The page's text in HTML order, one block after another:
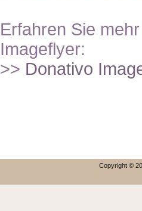
Erfahren Sie
Imageflyer:
>> Donativo
Copyright ©